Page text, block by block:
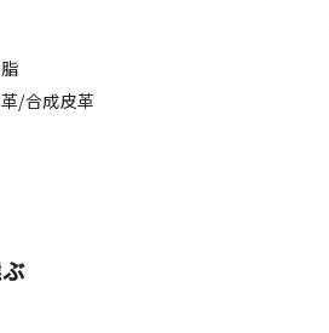
革/合成皮革